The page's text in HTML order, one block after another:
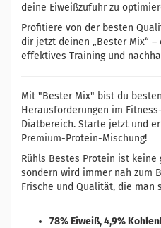
deine Eiweißzufuhr zu
Profitiere von der besten
dir jetzt deinen „Bester Mix“
effektives Training und
Mit "Bester Mix" bist du
Herausforderungen im
Diätbereich. Starte jetzt und
Premium-Protein-Mischung!
Rühls Bestes Protein ist
sondern wird immer nah zum
Frische und Qualität, die man
78% Eiweiß, 4,9%